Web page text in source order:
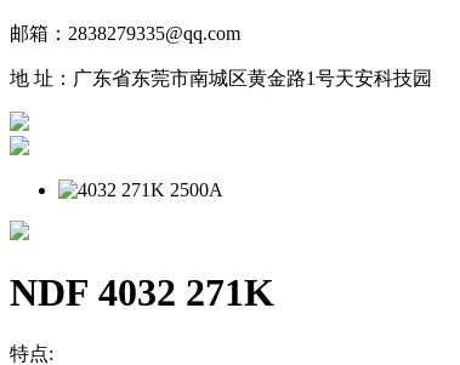
邮箱：2838279335@qq.com
地 址：广东省东莞市南城区黄金路1号天安科技园
NDF 4032 271K
特点: